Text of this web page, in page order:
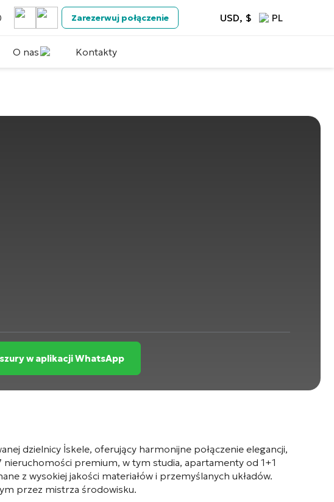
Zarezerwuj połączenie USD, $ PL
O nas Kontakty
w aplikacji WhatsApp
dzielnicy İskele, oferujący harmonijne połączenie elegancji,
premium, w tym studia, apartamenty od 1+1
z wysokiej jakości materiałów i przemyślanych układów.
przez mistrza środowisku.